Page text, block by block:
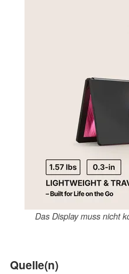
Das Display muss nicht
Quelle(n)